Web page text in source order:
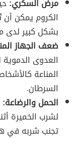
مرض السكري:
الكروم يمكن
بشكل كبير
ضعف الجهاز
العدوى
المناعة
السرطان.
الحمل والرضاعة:
لشرب الخميرة
تجنب شربه في